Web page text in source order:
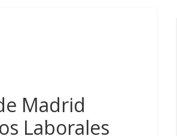
Madrid
Laborales